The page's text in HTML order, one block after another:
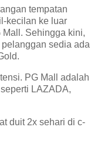
tempatan
kecilan ke luar
Mall. Sehingga kini,
sedia ada
PG Mall adalah
LAZADA,
duit 2x sehari di c-